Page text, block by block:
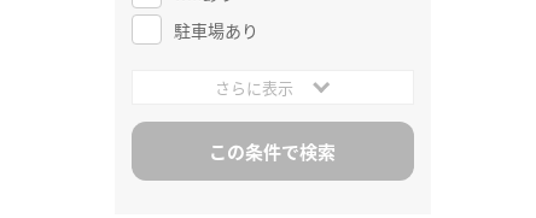
駐車場あり
さらに表示